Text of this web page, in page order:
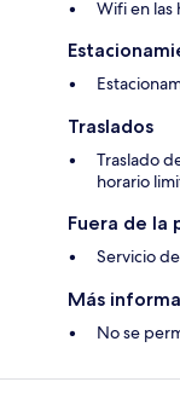
Wifi en las
Traslados
Traslado
horario
Fuera de la
Servicio
Más
No se